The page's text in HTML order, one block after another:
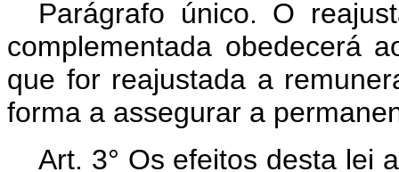
Parágrafo único. O
complementada obedecerá
que for reajustada a
forma a assegurar a
Art. 3° Os efeitos desta lei